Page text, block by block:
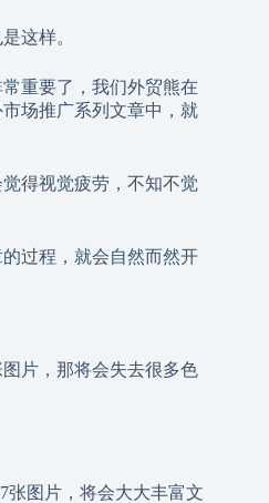
这样。
重要了，我们外贸熊在
场推广系列文章中，就
得视觉疲劳，不知不觉
过程，就会自然而然开
片，那将会失去很多色
张图片，将会大大丰富文